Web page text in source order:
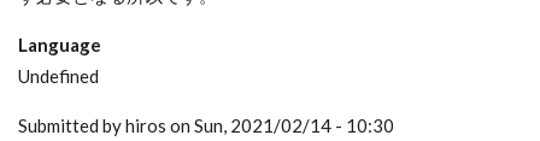
Language
Undefined
Submitted by hiros on Sun, 2021/02/14 - 10:30